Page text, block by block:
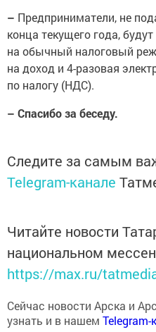
– Предприниматели, не
конца текущего года,
на обычный налоговый
на доход и 4-разовая
по налогу (НДС).
– Спасибо за беседу.
Следите за самым
Telegram-канале
Читайте новости
национальном
https://max.ru/
Сейчас новости Арска и
узнать и в нашем Telegram-